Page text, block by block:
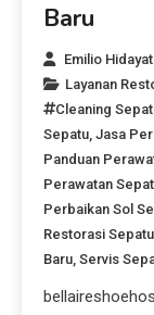
Baru
Emilio Hidayat
Layanan
Cleaning
Sepatu,Jasa
Panduan
Perawatan
Perbaikan Sol
Restorasi
Baru,Servis